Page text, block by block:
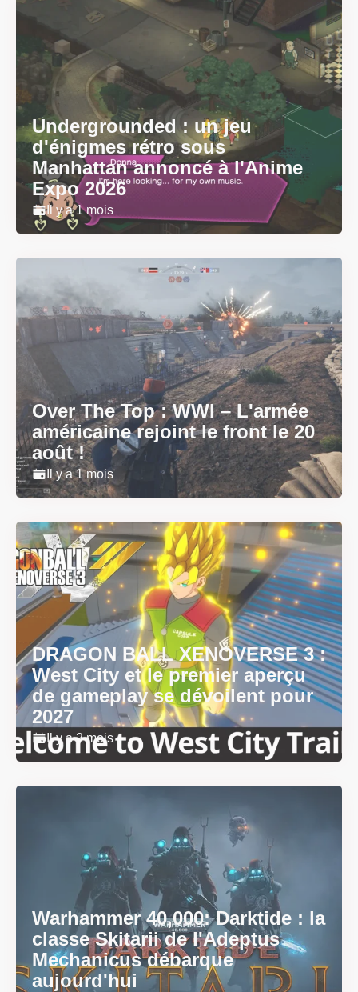
Undergrounded : un jeu
d'énigmes rétro sous
Manhattan annoncé à l'Anime
Expo 2026
Il y a 1 mois
Over The Top : WWI – L'armée
américaine rejoint le front le 20
août !
Il y a 1 mois
DRAGON BALL XENOVERSE 3 :
West City et le premier aperçu
de gameplay se dévoilent pour
2027
Il y a 2 mois
Warhammer 40,000: Darktide : la
classe Skitarii de l'Adeptus
Mechanicus débarque
aujourd'hui